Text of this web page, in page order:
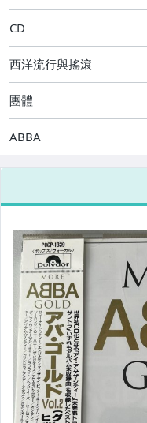
CD
西洋流行與搖滾
團體
ABBA